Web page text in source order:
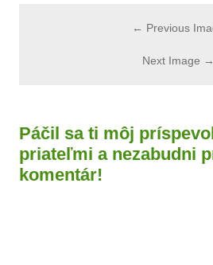
← Previous
Next Image →
Páčil sa ti môj
priateľmi a nezabudni
komentár!